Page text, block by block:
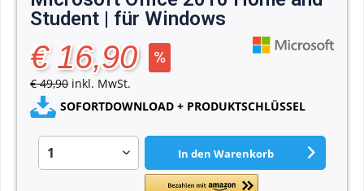
Student | für Windows
€ 16,90
€ 49,90 inkl. MwSt.
SOFORTDOWNLOAD + PRODUKTSCHLÜSSEL
In den Warenkorb